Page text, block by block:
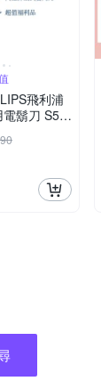
飛利浦
鬍刀 S58